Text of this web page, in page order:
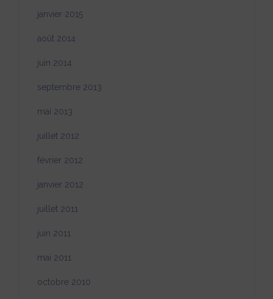
janvier 2015
août 2014
juin 2014
septembre 2013
mai 2013
juillet 2012
février 2012
janvier 2012
juillet 2011
juin 2011
mai 2011
octobre 2010